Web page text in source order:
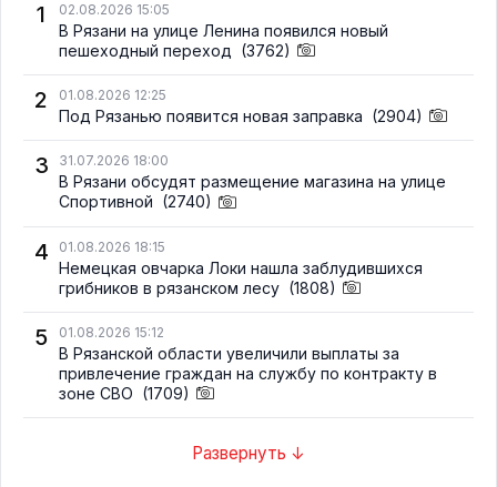
1
02.08.2026 15:05
В Рязани на улице Ленина появился новый
пешеходный переход (3762)
2 01.08.2026 12:25
Под Рязанью появится новая заправка (2904)
3 31.07.2026 18:00
В Рязани обсудят размещение магазина на улице
Спортивной (2740)
4 01.08.2026 18:15
Немецкая овчарка Локи нашла заблудившихся
грибников в рязанском лесу (1808)
5 01.08.2026 15:12
В Рязанской области увеличили выплаты за
привлечение граждан на службу по контракту в
зоне СВО (1709)
Развернуть ↓